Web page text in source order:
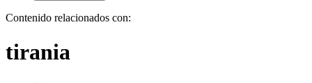
Contenido relacionados con:
tirania